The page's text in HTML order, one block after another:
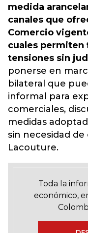
medida
canales que
Comercio
cuales permiten
tensiones sin
ponerse en
bilateral que
informal para
comerciales,
medidas
sin necesidad de
Lacouture.
Toda la
económico,